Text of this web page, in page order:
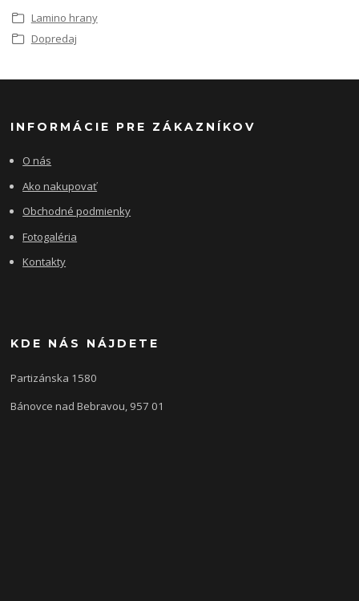
Lamino hrany
Dopredaj
INFORMÁCIE PRE ZÁKAZNÍKOV
O nás
Ako nakupovať
Obchodné podmienky
Fotogaléria
Kontakty
KDE NÁS NÁJDETE
Partizánska 1580
Bánovce nad Bebravou, 957 01